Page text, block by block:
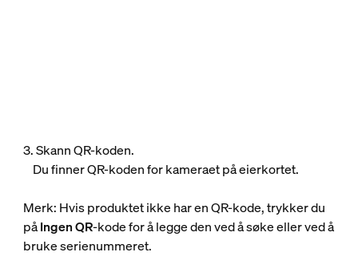
3. Skann QR-koden.
Du finner QR-koden for kameraet på eierkortet.
Merk: Hvis produktet ikke har en QR-kode, trykker du
påIngen QR-kode for å legge den ved å søke eller ved å
bruke serienummeret.